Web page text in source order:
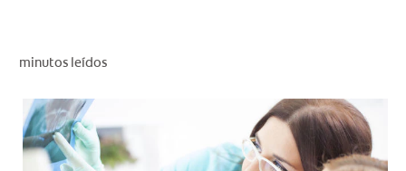
PARA PROFESIONALES
CUPONES
minutos leídos